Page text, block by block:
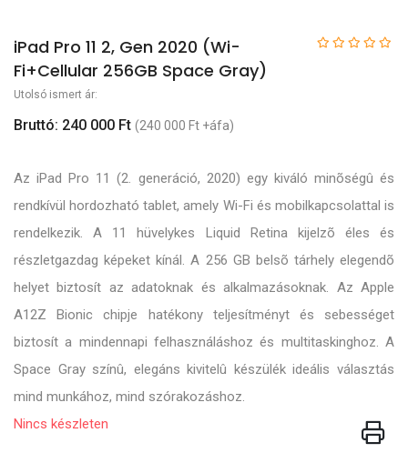
iPad Pro 11 2, Gen 2020 (Wi-
Fi+Cellular 256GB Space Gray)
Utolsó ismert ár:
Bruttó: 240 000 Ft (240 000 Ft +áfa)
Az iPad Pro 11 (2. generáció, 2020) egy kiváló minõségû és
rendkívül hordozható tablet, amely Wi-Fi és mobilkapcsolattal is
rendelkezik. A 11 hüvelykes Liquid Retina kijelzõ éles és
részletgazdag képeket kínál. A 256 GB belsõ tárhely elegendõ
helyet biztosít az adatoknak és alkalmazásoknak. Az Apple
A12Z Bionic chipje hatékony teljesítményt és sebességet
biztosít a mindennapi felhasználáshoz és multitaskinghoz. A
Space Gray színû, elegáns kivitelû készülék ideális választás
mind munkához, mind szórakozáshoz.
Nincs készleten